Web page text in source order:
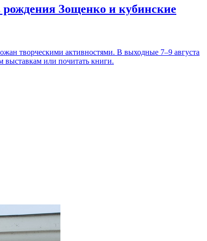
Зощенко и кубинские
творческими активностями. В выходные 7–9 августа
выставкам или почитать книги.